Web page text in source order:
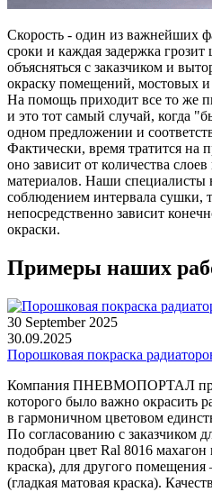
Скорость - один из важнейших
сроки и каждая задержка
объясняться с заказчиком и
окраску помещений, мостовых
На помощь приходит все то же
и это тот самый случай, когда
одном предложении и
Фактически, время тратится на
оно зависит от количества
материалов. Наши специалисты
соблюдением интервала сушки,
непосредственно зависит
окраски.
Примеры наших
30 September 2025
30.09.2025
Порошковая покраска
Компания ПНЕВМОПОРТАЛ
которого было важно окрасить
в гармоничном цветовом
По согласованию с заказчиком
подобран цвет Ral 8016 махагон
краска), для другого
(гладкая матовая краска).